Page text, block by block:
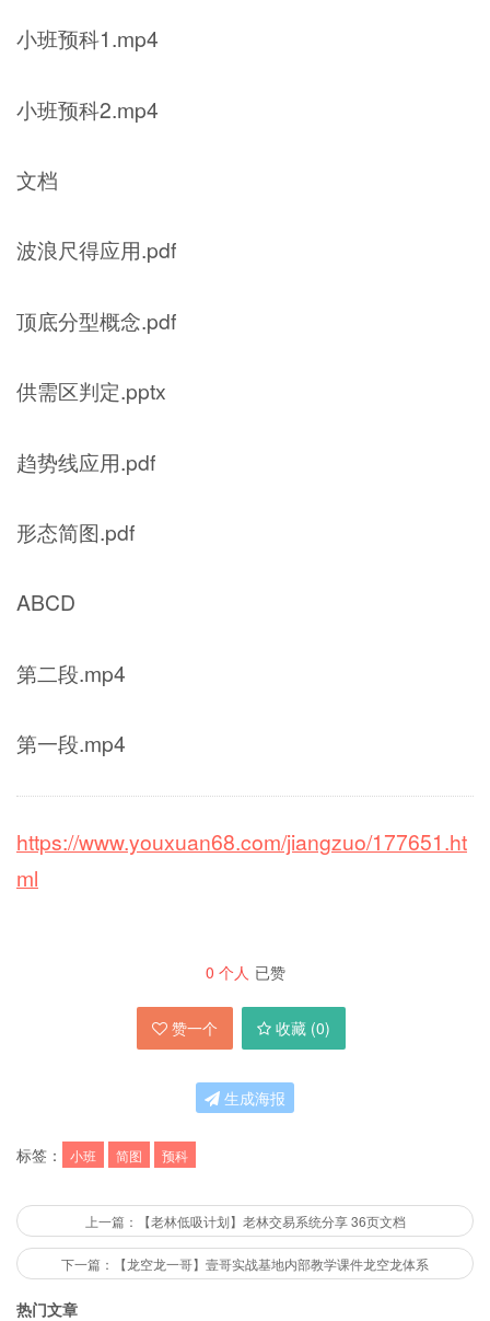
小班预科1.mp4
小班预科2.mp4
文档
波浪尺得应用.pdf
顶底分型概念.pdf
供需区判定.pptx
趋势线应用.pdf
形态简图.pdf
ABCD
第二段.mp4
第一段.mp4
https://www.youxuan68.com/jiangzuo/177651.ht
ml
0 个人 已赞
赞一个 收藏 (0)
生成海报
标签： 小班 简图 预科
上一篇：【老林低吸计划】老林交易系统分享 36页文档
下一篇：【龙空龙一哥】壹哥实战基地内部教学课件龙空龙体系
热门文章